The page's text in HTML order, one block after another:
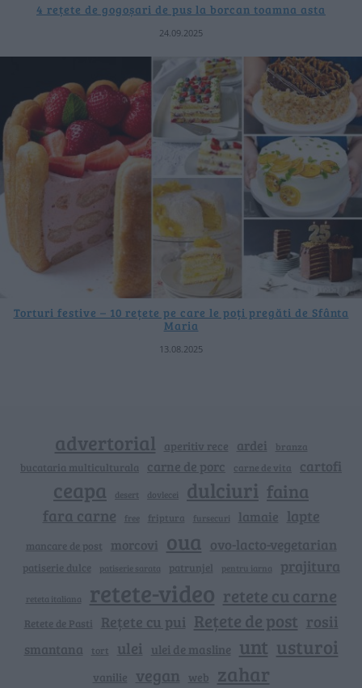
4 rețete de gogoșari de pus la borcan toamna asta
24.09.2025
Torturi festive – 10 rețete pe care le poți pregăti de Sfânta
Maria
13.08.2025
advertorial aperitiv rece ardei branza
bucataria multiculturala carne de porc carne de vita cartofi
ceapa desert dovlecei dulciuri faina
fara carne free friptura fursecuri lamaie lapte
mancare de post morcovi oua ovo-lacto-vegetarian
patiserie dulce patiserie sarata patrunjel pentru iarna prajitura
reteta italiana retete-video retete cu carne
Retete de Pasti Rețete cu pui Rețete de post rosii
smantana tort ulei ulei de masline unt usturoi
vanilie vegan web zahar